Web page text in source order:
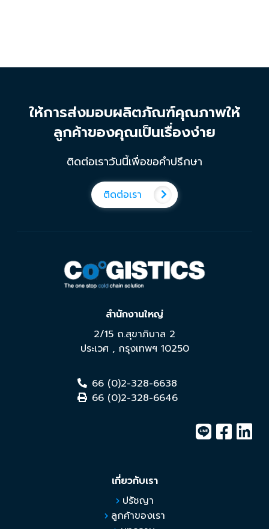
ให้การส่งมอบผลิตภัณฑ์คุณภาพให้
ลูกค้าของคุณเป็นเรื่องง่าย
ติดต่อเราวันนี้เพื่อขอคำปรึกษา
ติดต่อเรา
สำนักงานใหญ่
2/15 ถ.สุขาภิบาล 2
ประเวศ , กรุงเทพฯ 10250
66 (0)2-328-6638
66 (0)2-328-6646
เกี่ยวกับเรา
ปรัชญา
ลูกค้าของเรา